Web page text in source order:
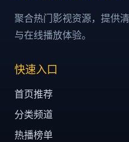
聚合热门影视资源，提供
与在线播放体验。
快速入口
首页推荐
分类频道
热播榜单